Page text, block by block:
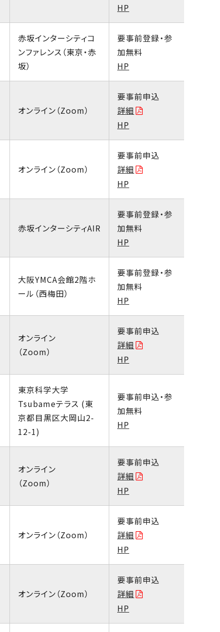
HP
赤坂インターシティコ
ンファレンス（東京・赤
坂）
要事前登録・参
加無料
HP
オンライン（Zoom）
要事前申込
詳細
HP
オンライン（Zoom）
要事前申込
詳細
HP
赤坂インターシティAIR
要事前登録・参
加無料
HP
大阪YMCA会館2階ホ
ール（西梅田）
要事前登録・参
加無料
HP
オンライン
（Zoom）
要事前申込
詳細
HP
東京科学大学
Tsubameテラス (東
京都目黒区大岡山2-
12-1)
要事前申込・参
加無料
HP
オンライン
（Zoom）
要事前申込
詳細
HP
オンライン（Zoom）
要事前申込
詳細
HP
オンライン（Zoom）
要事前申込
詳細
HP